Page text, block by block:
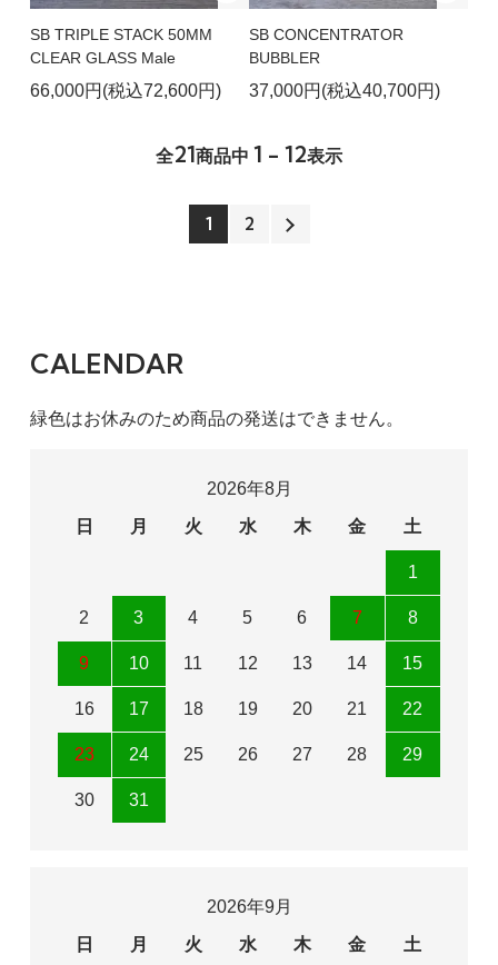
SB TRIPLE STACK 50MM
CLEAR GLASS Male
66,000円(税込72,600円)
SB CONCENTRATOR
BUBBLER
37,000円(税込40,700円)
全21商品中 1 - 12表示
1 2
CALENDAR
緑色はお休みのため商品の発送はできません。
2026年8月
日
月 火 水 木 金 土
1
2 3 4 5 6 7 8
9 10 11 12 13 14 15
16 17 18 19 20 21 22
23 24 25 26 27 28 29
30 31
2026年9月
日
月 火 水 木 金 土